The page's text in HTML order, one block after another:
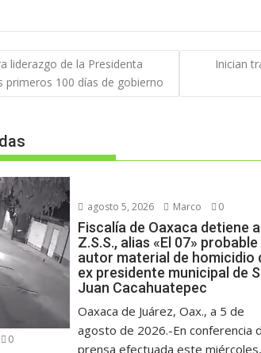
liderazgo de la Presidenta
primeros 100 días de gobierno
Inician
0
agosto 5, 2026 Marco 0
Fiscalía de Oaxaca detiene a
Z.S.S., alias «El 07» probable
autor material de homicidio
ex presidente municipal de
Juan Cacahuatepec
Oaxaca de Juárez, Oax., a 5 de
agosto de 2026.-En conferencia
prensa efectuada este